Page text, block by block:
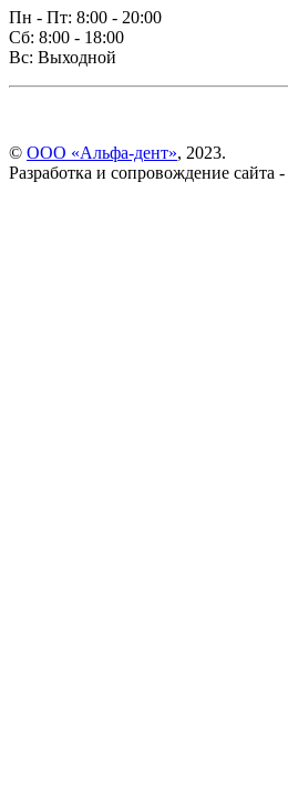
Пн - Пт: 8:00 - 20:00
Сб: 8:00 - 18:00
Вс: Выходной
© ООО «Альфа-дент», 2023.
Разработка и сопровождение сайта -